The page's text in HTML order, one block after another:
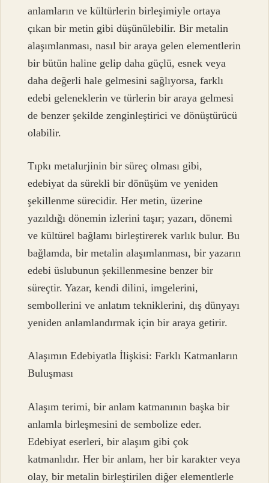
anlamların ve kültürlerin birleşimiyle ortaya
çıkan bir metin gibi düşünülebilir. Bir metalin
alaşımlanması, nasıl bir araya gelen elementlerin
bir bütün haline gelip daha güçlü, esnek veya
daha değerli hale gelmesini sağlıyorsa, farklı
edebi geleneklerin ve türlerin bir araya gelmesi
de benzer şekilde zenginleştirici ve dönüştürücü
olabilir.
Tıpkı metalurjinin bir süreç olması gibi,
edebiyat da sürekli bir dönüşüm ve yeniden
şekillenme sürecidir. Her metin, üzerine
yazıldığı dönemin izlerini taşır; yazarı, dönemi
ve kültürel bağlamı birleştirerek varlık bulur. Bu
bağlamda, bir metalin alaşımlanması, bir yazarın
edebi üslubunun şekillenmesine benzer bir
süreçtir. Yazar, kendi dilini, imgelerini,
sembollerini ve anlatım tekniklerini, dış dünyayı
yeniden anlamlandırmak için bir araya getirir.
Alaşımın Edebiyatla İlişkisi: Farklı Katmanların
Buluşması
Alaşım terimi, bir anlam katmanının başka bir
anlamla birleşmesini de sembolize eder.
Edebiyat eserleri, bir alaşım gibi çok
katmanlıdır. Her bir anlam, her bir karakter veya
olay, bir metalin birleştirilen diğer elementlerle